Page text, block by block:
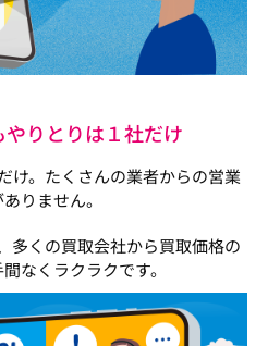
りとりは１社だけ
け。たくさんの業者からの営業
りません。
多くの買取会社から買取価格の
なくラクラクです。